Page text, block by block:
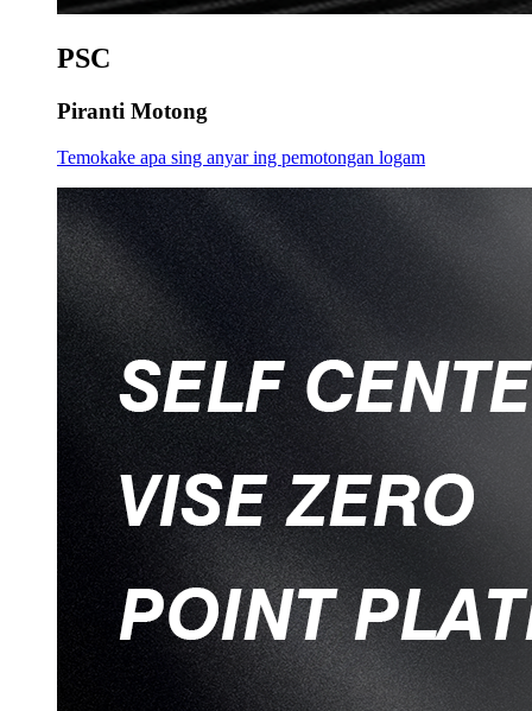
PSC
Piranti Motong
Temokake apa sing anyar ing pemotongan logam